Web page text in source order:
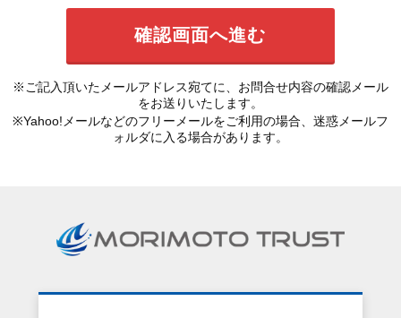
※ご記入頂いたメールアドレス宛てに、お問合せ内容の確認メール
をお送りいたします。
※Yahoo!メールなどのフリーメールをご利用の場合、迷惑メールフ
ォルダに入る場合があります。